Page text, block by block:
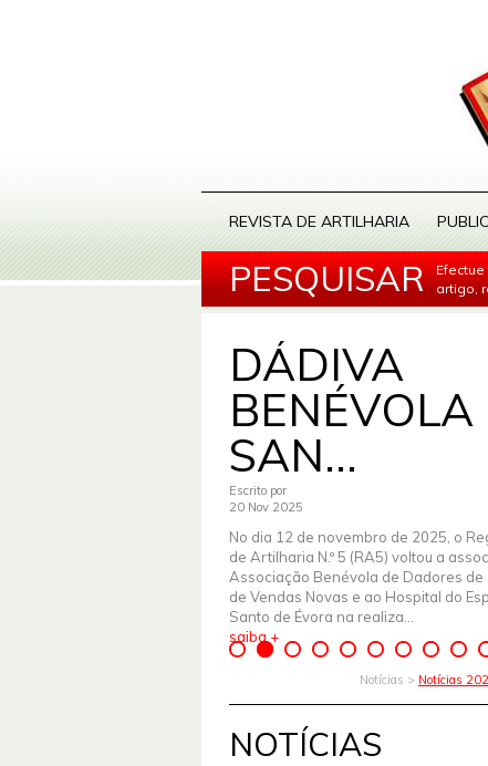
REVISTA DE ARTILHARIA
PESQUISAR
artigo,
DÁDIVA
BENÉVOLA
SAN...
Escrito por
20 Nov 2025
No dia 12 de novembro de 2025, o
de Artilharia N.º 5 (RA5) voltou a
Associação Benévola de Dadores de
de Vendas Novas e ao Hospital do
Santo de Évora na realiza...
saiba +
Notícias > Notícias
NOTÍCIAS